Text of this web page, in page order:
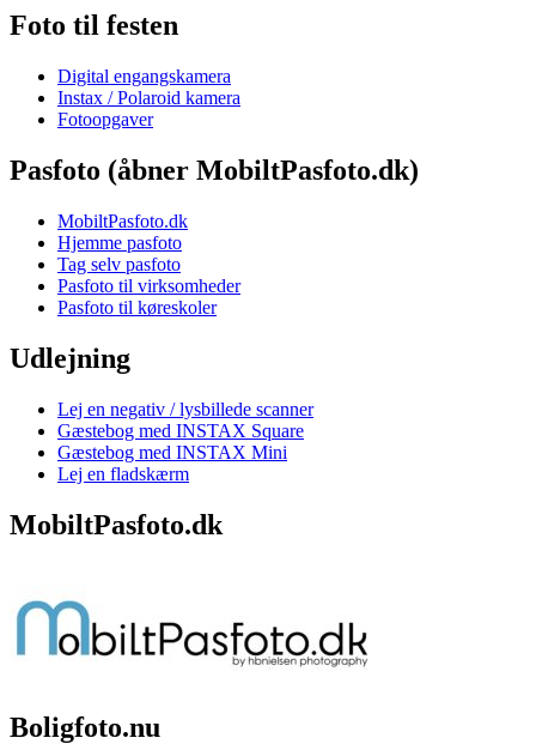
Foto til festen
Digital engangskamera
Instax / Polaroid kamera
Fotoopgaver
Pasfoto (åbner MobiltPasfoto.dk)
MobiltPasfoto.dk
Hjemme pasfoto
Tag selv pasfoto
Pasfoto til virksomheder
Pasfoto til køreskoler
Udlejning
Lej en negativ / lysbillede scanner
Gæstebog med INSTAX Square
Gæstebog med INSTAX Mini
Lej en fladskærm
MobiltPasfoto.dk
Boligfoto.nu